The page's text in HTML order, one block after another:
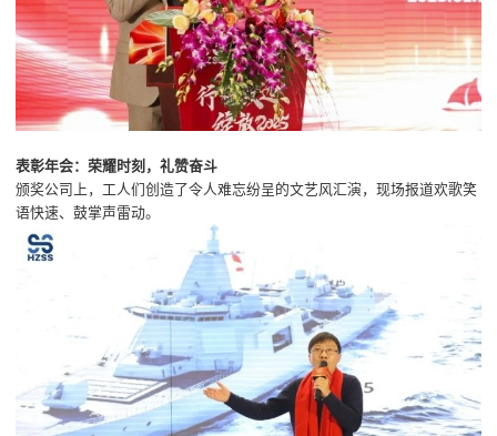
表彰年会：荣耀时刻，礼赞奋斗
颁奖公司上，工人们创造了令人难忘纷呈的文艺风汇演，现场报道欢歌笑
语快速、鼓掌声雷动。